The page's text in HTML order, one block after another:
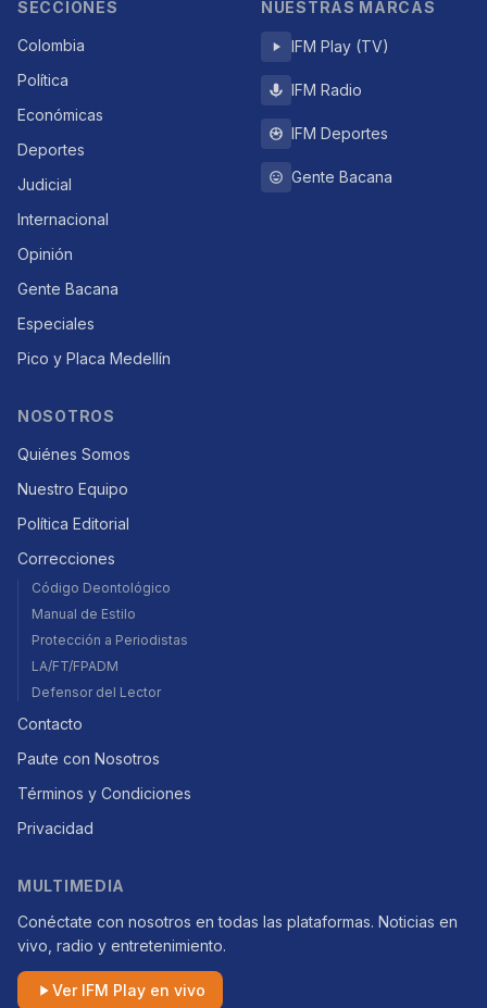
SECCIONES
Colombia
Política
Económicas
Deportes
Judicial
Internacional
Opinión
Gente Bacana
Especiales
Pico y Placa Medellín
NUESTRAS MARCAS
IFM Play (TV)
IFM Radio
IFM Deportes
Gente Bacana
NOSOTROS
Quiénes Somos
Nuestro Equipo
Política Editorial
Correcciones
Código Deontológico
Manual de Estilo
Protección a Periodistas
LA/FT/FPADM
Defensor del Lector
Contacto
Paute con Nosotros
Términos y Condiciones
Privacidad
MULTIMEDIA
Conéctate con nosotros en todas las plataformas. Noticias en
vivo, radio y entretenimiento.
Ver IFM Play en vivo